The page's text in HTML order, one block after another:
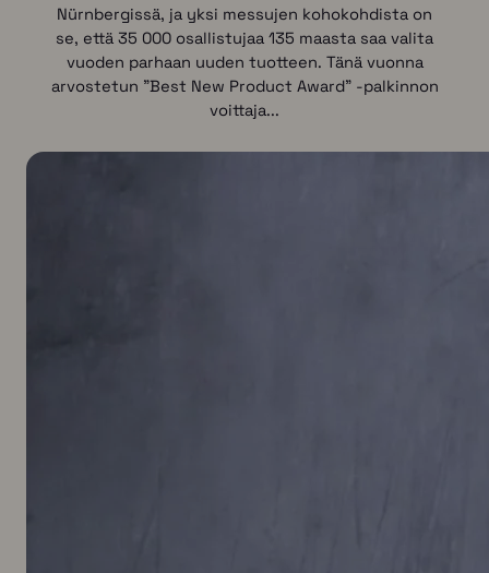
Nürnbergissä, ja yksi messujen kohokohdista on
se, että 35 000 osallistujaa 135 maasta saa valita
vuoden parhaan uuden tuotteen. Tänä vuonna
arvostetun "Best New Product Award" -palkinnon
voittaja...